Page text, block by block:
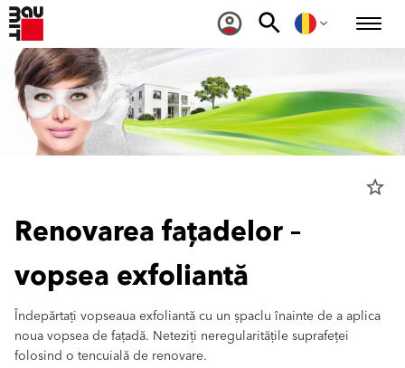
star_border
Renovarea fațadelor –
vopsea exfoliantă
Îndepărtați vopseaua exfoliantă cu un șpaclu înainte de a aplica
noua vopsea de fațadă. Neteziți neregularitățile suprafeței
folosind o tencuială de renovare.